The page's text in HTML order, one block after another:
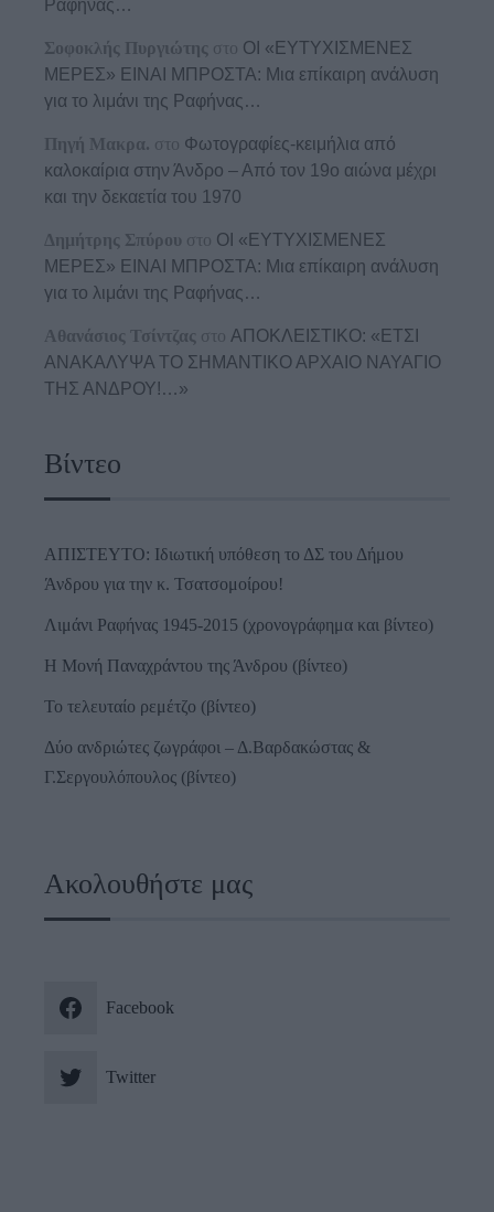
Ραφήνας…
Σοφοκλής Πυργιώτης στο ΟΙ «ΕΥΤΥΧΙΣΜΕΝΕΣ
ΜΕΡΕΣ» ΕΙΝΑΙ ΜΠΡΟΣΤΑ: Μια επίκαιρη ανάλυση
για το λιμάνι της Ραφήνας…
Πηγή Μακρα. στο Φωτογραφίες-κειμήλια από
καλοκαίρια στην Άνδρο – Από τον 19ο αιώνα μέχρι
και την δεκαετία του 1970
Δημήτρης Σπύρου στο ΟΙ «ΕΥΤΥΧΙΣΜΕΝΕΣ
ΜΕΡΕΣ» ΕΙΝΑΙ ΜΠΡΟΣΤΑ: Μια επίκαιρη ανάλυση
για το λιμάνι της Ραφήνας…
Αθανάσιος Τσίντζας στο ΑΠΟΚΛΕΙΣΤΙΚΟ: «ΕΤΣΙ
ΑΝΑΚΑΛΥΨΑ ΤΟ ΣΗΜΑΝΤΙΚΟ ΑΡΧΑΙΟ ΝΑΥΑΓΙΟ
ΤΗΣ ΑΝΔΡΟΥ!…»
Βίντεο
ΑΠΙΣΤΕΥΤΟ: Ιδιωτική υπόθεση το ΔΣ του Δήμου
Άνδρου για την κ. Τσατσομοίρου!
Λιμάνι Ραφήνας 1945-2015 (χρονογράφημα και βίντεο)
Η Μονή Παναχράντου της Άνδρου (βίντεο)
Το τελευταίο ρεμέτζο (βίντεο)
Δύο ανδριώτες ζωγράφοι – Δ.Βαρδακώστας &
Γ.Σεργουλόπουλος (βίντεο)
Ακολουθήστε μας
Facebook
Twitter